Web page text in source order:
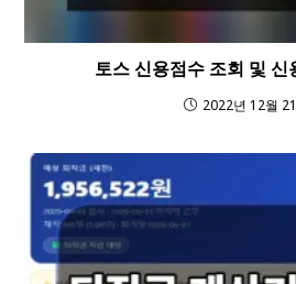
토스 신용점수 조회 및 신
2022년 12월